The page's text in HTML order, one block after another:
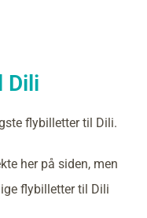
Dili
flybilletter til Dili.
her på siden, men
flybilletter til Dili